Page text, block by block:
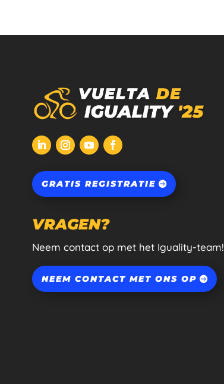
GRATIS REGISTRATIE
VRAGEN?
Neem contact op met het Iguality-team!
NEEM CONTACT MET ONS OP